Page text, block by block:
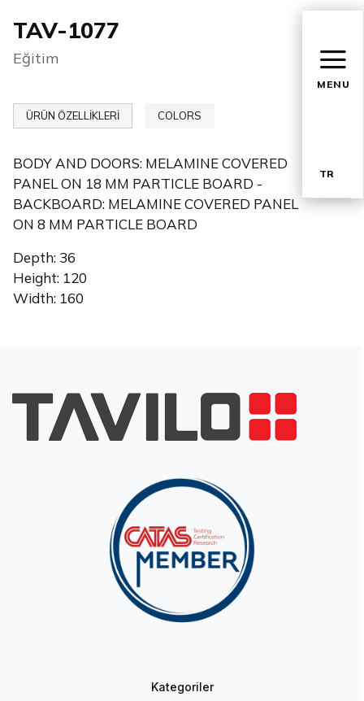
MENU
TR
TAV-1077
Eğitim
ÜRÜN ÖZELLİKLERİ COLORS
BODY AND DOORS: MELAMINE COVERED
PANEL ON 18 MM PARTICLE BOARD -
BACKBOARD: MELAMINE COVERED PANEL
ON 8 MM PARTICLE BOARD
Depth: 36
Height: 120
Width: 160
Kategoriler